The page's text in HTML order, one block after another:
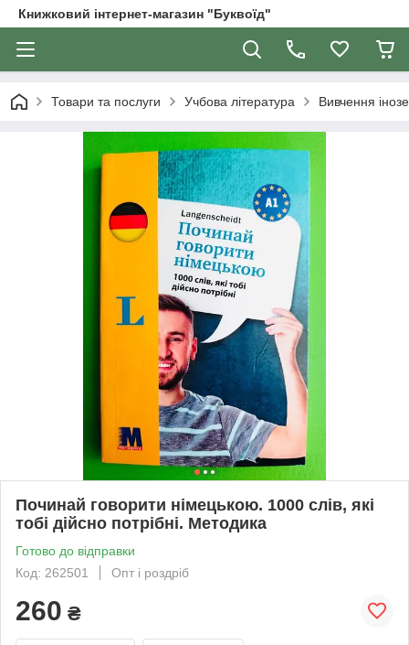
Книжковий інтернет-магазин "Буквоїд"
Товари та послуги Учбова література Вивчення
Починай говорити німецькою. 1000 слів, які
тобі дійсно потрібні. Методика
Готово до відправки
Код: 262501
Опт і роздріб
260 ₴